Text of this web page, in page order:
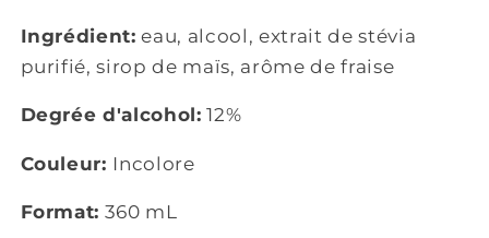
Ingrédient: eau, alcool, extrait de stévia
purifié, sirop de maïs, arôme de fraise
Degrée d'alcohol: 12%
Couleur: Incolore
Format: 360 mL